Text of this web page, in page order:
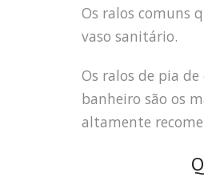
Os ralos comuns
vaso sanitário.
Os ralos de pia
banheiro são os
altamente